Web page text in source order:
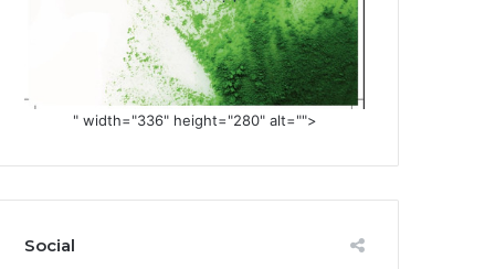
" width="336" height="280" alt="">
Social